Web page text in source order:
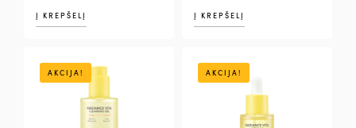
Į KREPŠELĮ Į KREPŠELĮ
AKCIJA! AKCIJA!